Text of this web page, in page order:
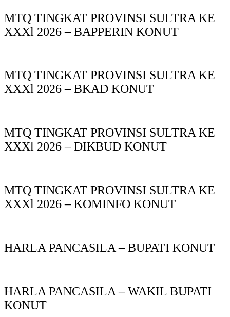
MTQ TINGKAT PROVINSI SULTRA KE
XXXl 2026 – BAPPERIN KONUT
MTQ TINGKAT PROVINSI SULTRA KE
XXXl 2026 – BKAD KONUT
MTQ TINGKAT PROVINSI SULTRA KE
XXXl 2026 – DIKBUD KONUT
MTQ TINGKAT PROVINSI SULTRA KE
XXXl 2026 – KOMINFO KONUT
HARLA PANCASILA – BUPATI KONUT
HARLA PANCASILA – WAKIL BUPATI
KONUT